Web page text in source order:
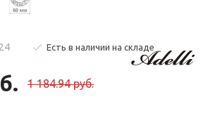
Есть в наличии на складе
1 184.94 руб.